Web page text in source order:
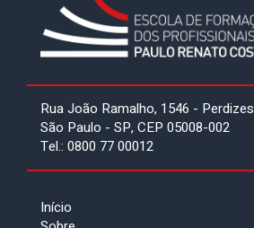
Rua João Ramalho, 1546 - Perdizes
São Paulo - SP, CEP 05008-002
Tel.: 0800 77 00012
Início